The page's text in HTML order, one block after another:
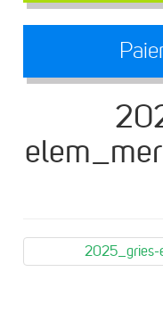
2025_gries-